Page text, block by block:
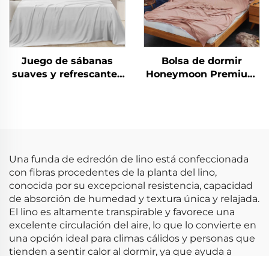
Juego de sábanas
suaves y refrescantes
Bolsa de dormir
Honeymoon Premium
Una funda de edredón de lino está confeccionada
con fibras procedentes de la planta del lino,
conocida por su excepcional resistencia, capacidad
de absorción de humedad y textura única y relajada.
El lino es altamente transpirable y favorece una
excelente circulación del aire, lo que lo convierte en
una opción ideal para climas cálidos y personas que
tienden a sentir calor al dormir, ya que ayuda a